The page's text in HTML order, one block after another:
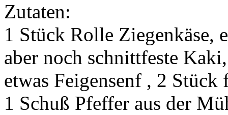
Zutaten:
1 Stück Rolle Ziegenkäse,
aber noch schnittfeste
etwas Feigensenf , 2
1 Schuß Pfeffer aus der